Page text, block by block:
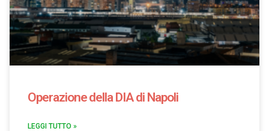
Operazione della DIA di Napoli
LEGGI TUTTO »